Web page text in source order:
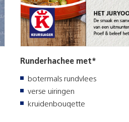
Runderhachee met*
botermals rundvlees
verse uiringen
kruidenbouqette